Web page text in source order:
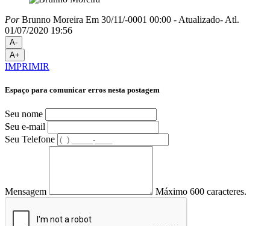
PorBrunno Moreira Em 30/11/-0001 00:00 - Atualizado- Atl.
01/07/2020 19:56
A-
A+
IMPRIMIR
Espaço para comunicar erros nesta postagem
Seu nome
Seu e-mail
Seu Telefone
Mensagem Máximo 600 caracteres.